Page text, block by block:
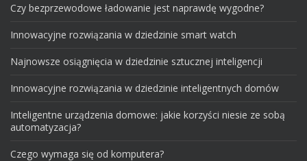
Czy bezprzewodowe ładowanie jest naprawdę wygodne?
Innowacyjne rozwiązania w dziedzinie smart watch
Najnowsze osiągnięcia w dziedzinie sztucznej inteligencji
Innowacyjne rozwiązania w dziedzinie inteligentnych domów
Inteligentne urządzenia domowe: jakie korzyści niesie ze sobą
automatyzacja?
Czego wymaga się od komputera?